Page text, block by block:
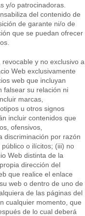
y/o patrocinadoras.
del contenido de
de garante ni/o de
que se puedan ofrecer
y no exclusivo a
Web exclusivamente
web que incluyan
falsear su relación ni
marcas,
u otros signos
incluir contenidos que
ofensivos,
discriminación por razón
o ilícitos; (iii) no
Web distinta de la
dirección del
que realice el enlace
web o dentro de uno de
de las páginas del
cualquier momento, que
de lo cual deberá